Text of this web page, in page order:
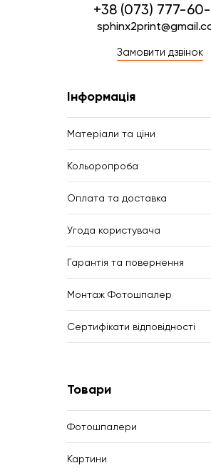
+38 (073) 777-
Замовити дзвінок
Інформація
Матеріали та ціни
Кольоропроба
Оплата та доставка
Угода користувача
Гарантія та повернення
Монтаж Фотошпалер
Сертифікати відповідності
Товари
Фотошпалери
Картини